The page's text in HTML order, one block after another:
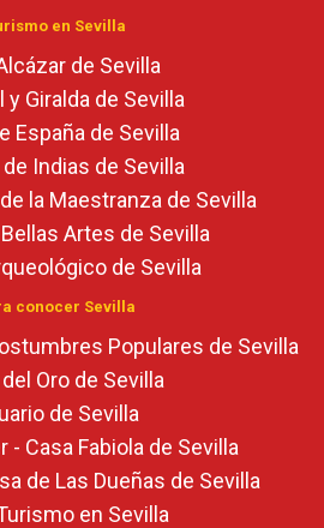
en Sevilla
de Sevilla
y Giralda de Sevilla
España de Sevilla
Indias de Sevilla
la Maestranza de Sevilla
Artes de Sevilla
de Sevilla
conocer Sevilla
Populares de Sevilla
Oro de Sevilla
de Sevilla
- Casa Fabiola de Sevilla
de Las Dueñas de Sevilla
en Sevilla